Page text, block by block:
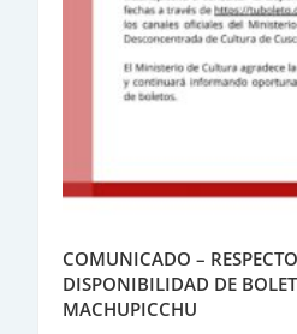
COMUNICADO –
DISPONIBILIDAD DE
MACHUPICCHU